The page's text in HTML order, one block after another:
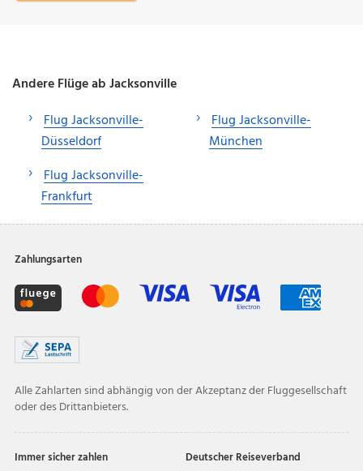
Andere Flüge ab Jacksonville
Flug Jacksonville-
Düsseldorf
Flug Jacksonville-
Frankfurt
Flug Jacksonville-
München